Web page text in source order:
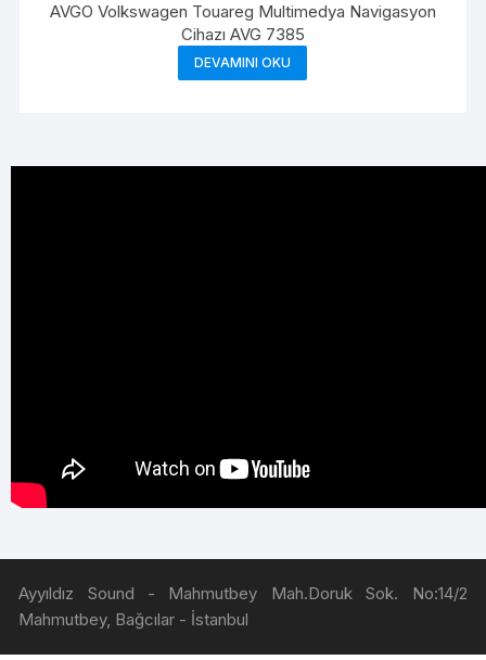
AVGO Volkswagen Touareg Multimedya Navigasyon
Cihazı AVG 7385
DEVAMINI OKU
Ayyıldız Sound - Mahmutbey Mah.Doruk Sok. No:14/2
Mahmutbey, Bağcılar - İstanbul